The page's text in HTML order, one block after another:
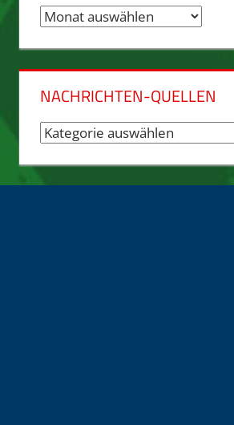
Nachrichten-
NACHRICHTEN-QUELLEN
Nachrichten-